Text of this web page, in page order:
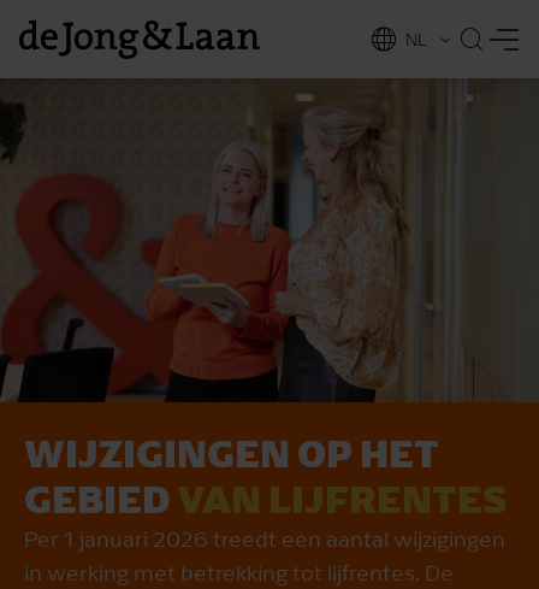
NL
EN
WIJZIGINGEN OP HET
GEBIEDVAN LIJFRENTES
Per 1 januari 2026 treedt een aantal wijzigingen
in werking met betrekking tot lijfrentes. De